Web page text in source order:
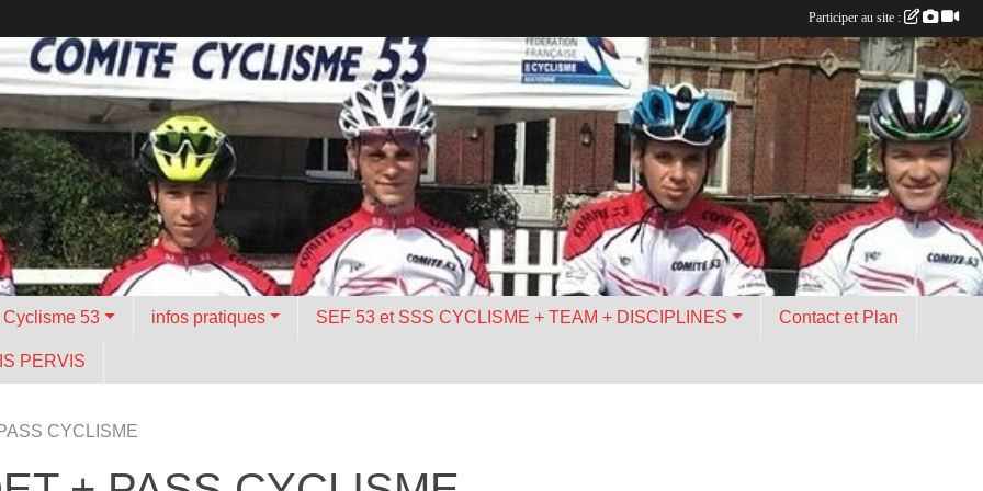
Cyclisme 53 infos pratiques SEF 53 et SSS CYCLISME + TEAM + DISCIPLINES Contact et Plan
PERVIS
CYCLISME
Participer au site :